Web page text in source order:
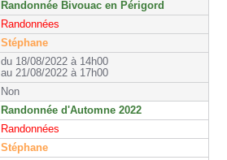
Randonnée Bivouac en Périgord
Randonnées
Stéphane
du 18/08/2022 à 14h00
au 21/08/2022 à 17h00
Non
Randonnée d'Automne 2022
Randonnées
Stéphane